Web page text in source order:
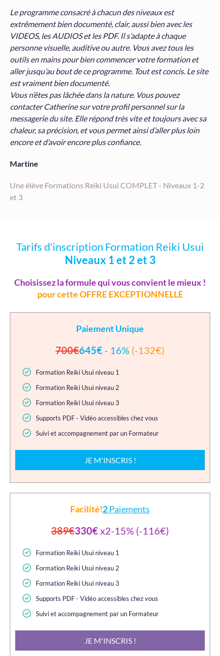
Le programme consacré à chacun des niveaux est
extrêmement bien documenté, clair, aussi bien avec les
VIDEOS, les AUDIOS et les PDF. Il s’adapte à chaque
personne visuelle, auditive ou autre. Vous avez tous les
outils en mains pour bien commencer votre formation et
aller jusqu’au bout de ce programme. Tout est concis. Le site
est vraiment bien documenté.
Vous n’êtes pas lâchée dans la nature. Vous pouvez
contacter Catherine sur votre profil personnel sur la
messagerie du site. Elle répond très vite et toujours avec sa
chaleur, sa précision, et vous permet ainsi d’aller plus loin
encore et d’avoir encore plus confiance.
Martine
Une élève Formations Reiki Usui COMPLET - Niveaux 1-2
et 3
Tarifs d'inscription Formation Reiki Usui
Niveaux 1 et 2 et 3
Choisissez la formule qui vous convient le mieux !
pour cette OFFRE EXCEPTIONNELLE
Paiement Unique
700€645€ - 16% (-132€)
Formation Reiki Usui niveau 1
Formation Reiki Usui niveau 2
Formation Reiki Usui niveau 3
Supports PDF - Vidéo accessibles chez vous
Suivi et accompagnement par un Formateur
JE M'INSCRIS !
Facilité!2Paiements
389€330€x2-15% (-116€)
Formation Reiki Usui niveau 1
Formation Reiki Usui niveau 2
Formation Reiki Usui niveau 3
Supports PDF - Vidéo accessibles chez vous
Suivi et accompagnement par un Formateur
JE M'INSCRIS !